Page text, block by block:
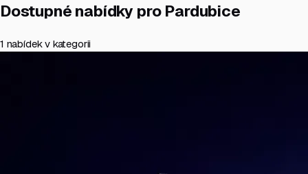
Dostupné nabídky pro Pardubice
1 nabídek v kategorii